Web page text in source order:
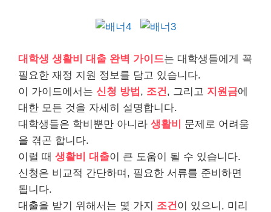
대학생 생활비 대출 완벽 가이드는 대학생들에게 꼭
필요한 재정 지원 정보를 담고 있습니다.
이 가이드에서는 신청 방법 , 조건 , 그리고 지원금에
대한 모든 것을 자세히 설명합니다.
대학생들은 학비뿐만 아니라 생활비
문제로 어려움
을 겪곤 합니다.
이럴 때 생활비 대출이 큰 도움이 될 수 있습니다.
신청은 비교적 간단하며, 필요한 서류를 준비하면
됩니다.
대출을 받기 위해서는 몇 가지 조건 이 있으니, 미리